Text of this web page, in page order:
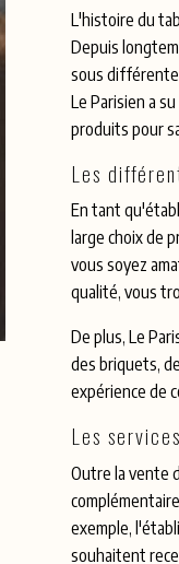
L'histoire du
Depuis
sous
Le Parisien a
produits pour
Les
En tant
large choix de
vous soyez
qualité, vous
De plus, Le
des briquets,
expérience de
Les
Outre la vente
exemple,
souhaitent